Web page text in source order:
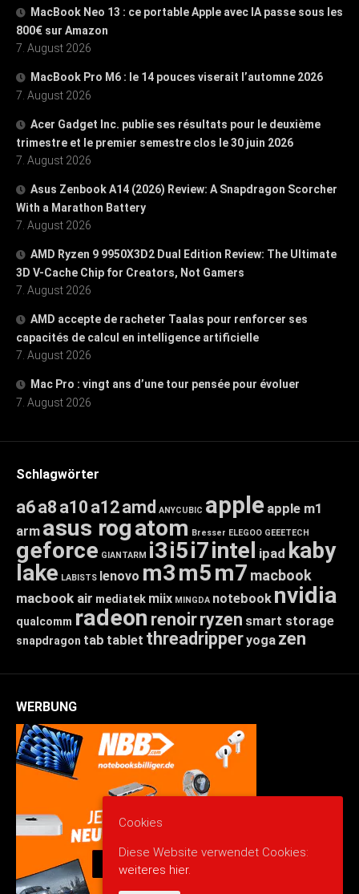
MacBook Neo 13 : ce portable Apple avec IA passe sous les
800€ sur Amazon
7. August 2026
MacBook Pro M6 : le 14 pouces viserait l’automne 2026
7. August 2026
Acer Gadget Inc. publie ses résultats pour le deuxième
trimestre et le premier semestre clos le 30 juin 2026
7. August 2026
Asus Zenbook A14 (2026) Review: A Snapdragon Scorcher
With a Marathon Battery
7. August 2026
AMD Ryzen 9 9950X3D2 Dual Edition Review: The Ultimate
3D V-Cache Chip for Creators, Not Gamers
7. August 2026
AMD accepte de racheter Taalas pour renforcer ses
capacités de calcul en intelligence artificielle
7. August 2026
Mac Pro : vingt ans d’une tour pensée pour évoluer
7. August 2026
Schlagwörter
a6a8 a10 a12amd ANYCUBIC apple apple m1
arm asus rogatom Bresser ELEGOO GEEETECH
geforce GIANTARM i3i5i7intel ipad kaby
lake LABISTS lenovo m3m5m7 macbook
macbook air mediatek miix MINGDA notebook nvidia
qualcomm radeon renoirryzen smart storage
snapdragon tab tablet threadripperyoga zen
WERBUNG
Cookies
Diese Website verwendet Cookies:
weiteres hier.